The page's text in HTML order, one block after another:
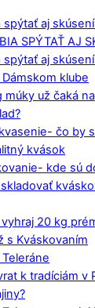
aj
SPÝTAŤ AJ
spýtať aj
klube
múky už čaká
čo by
kvások
kde sú
20 kg
s Kváskovaním
k tradíciám v